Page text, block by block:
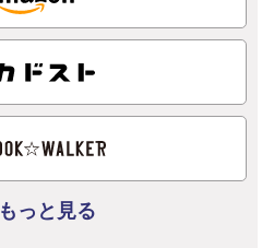
もっと見る